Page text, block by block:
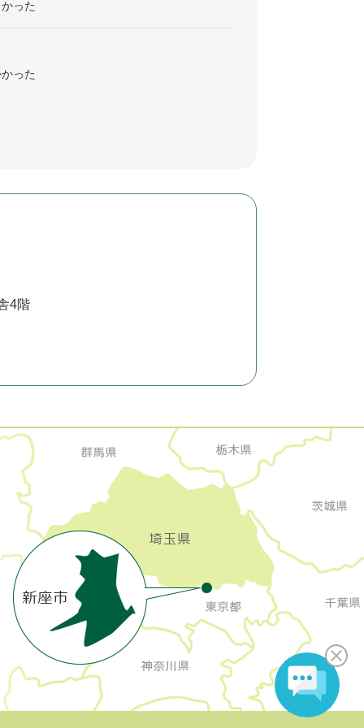
った
った
4階